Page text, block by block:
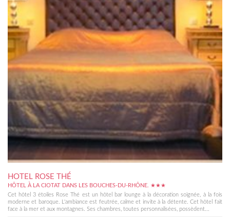
HOTEL ROSE THÉ
HÔTEL À LA CIOTAT DANS LES BOUCHES-DU-RHÔNE. ★★★
Cet hôtel 3 étoiles Rose Thé est un hôtel bar lounge à la décoration soignée, à la fois
moderne et baroque. L'ambiance est feutrée, calme et invite à la détente. Cet hôtel fait
face à la mer et aux montagnes. Ses chambres, toutes personnalisées, possèdent...